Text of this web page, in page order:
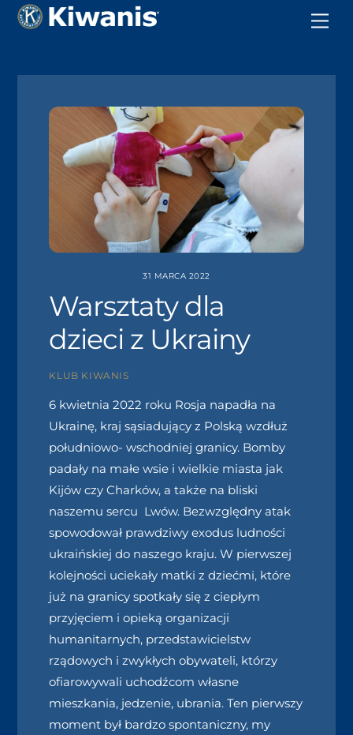
31 MARCA 2022
Warsztaty dla
dzieci z Ukrainy
KLUB KIWANIS
6 kwietnia 2022 roku Rosja napadła na
Ukrainę, kraj sąsiadujący z Polską wzdłuż
południowo- wschodniej granicy. Bomby
padały na małe wsie i wielkie miasta jak
Kijów czy Charków, a także na bliski
naszemu sercu Lwów. Bezwzględny atak
spowodował prawdziwy exodus ludności
ukraińskiej do naszego kraju. W pierwszej
kolejności uciekały matki z dziećmi, które
już na granicy spotkały się z ciepłym
przyjęciem i opieką organizacji
humanitarnych, przedstawicielstw
rządowych i zwykłych obywateli, którzy
ofiarowywali uchodźcom własne
mieszkania, jedzenie, ubrania. Ten pierwszy
moment był bardzo spontaniczny, my